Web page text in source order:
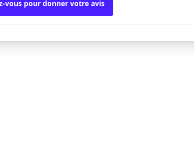
vous pour donner votre avis